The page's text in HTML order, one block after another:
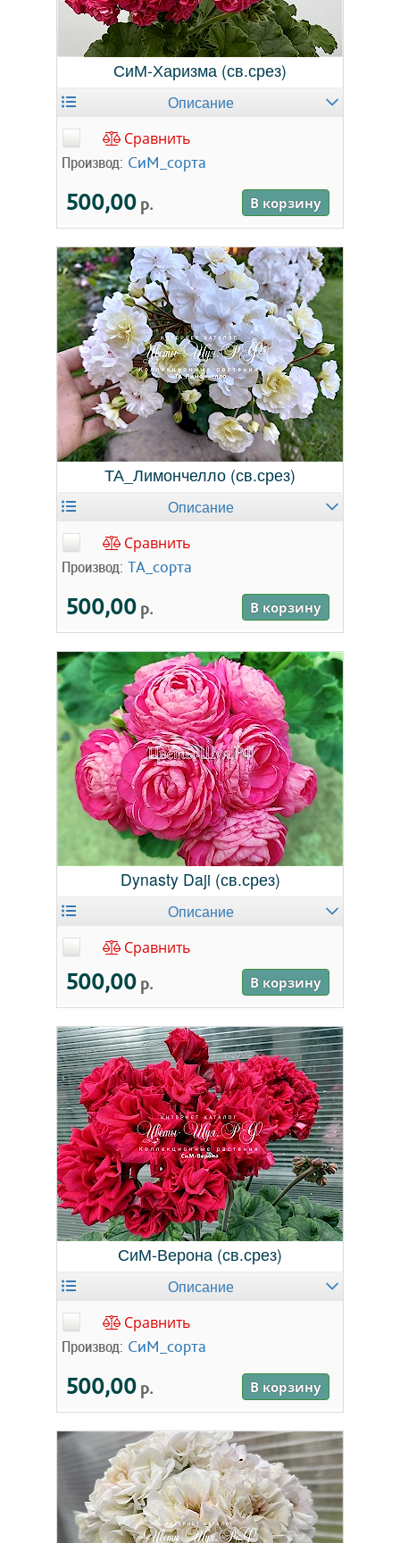
СиМ-Харизма (св.срез)
Описание
Сравнить
Производ: СиМ_сорта
500,00 р. В корзину
ТА_Лимончелло (св.срез)
Описание
Сравнить
Производ: ТА_сорта
500,00 р. В корзину
Dynasty Daji (св.срез)
Описание
Сравнить
500,00 р. В корзину
СиМ-Верона (св.срез)
Описание
Сравнить
Производ: СиМ_сорта
500,00 р. В корзину